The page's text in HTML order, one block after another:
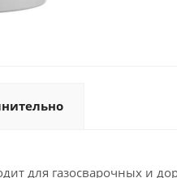
для газосварочных и